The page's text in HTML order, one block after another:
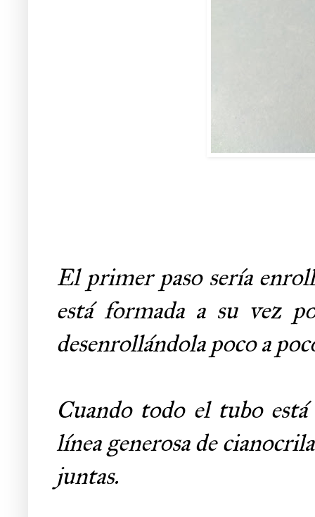
El primer paso sería
está formada a su vez
desenrollándola poco a
Cuando todo el tubo
línea generosa de
juntas.